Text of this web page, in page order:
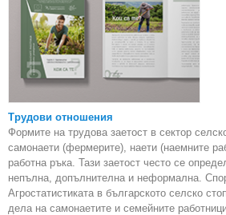
Трудови отношения
Формите на трудова заетост в сектор
самонаети (фермерите), наети (наемните
работна ръка. Тази заетост често се
непълна, допълнителна и неформална.
Агростатистиката в българското селско
дела на самонаетите и семейните